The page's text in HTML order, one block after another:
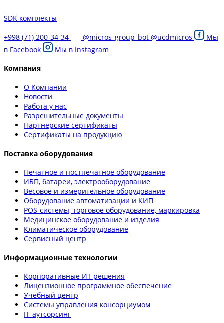
SDK комплекты
+998 (71) 200-34-34
@micros_group_bot @ucdmicros
Мы
в Facebook Мы в Instagram
Компания
О Компании
Новости
Работа у нас
Разрешительные документы
Партнерские сертификаты
Сертификаты на продукцию
Поставка оборудования
Печатное и постпечатное оборудование
ИБП, батареи, электрооборудование
Весовое и измерительное оборудование
Оборудование автоматизации и КИП
POS-системы, торговое оборудование, маркировка
Медицинское оборудование и изделия
Климатическое оборудование
Сервисный центр
Информационные технологии
Корпоративные ИТ решения
Лицензионное программное обеспечение
Учебный центр
Системы управления консорциумом
IT-аутсорсинг